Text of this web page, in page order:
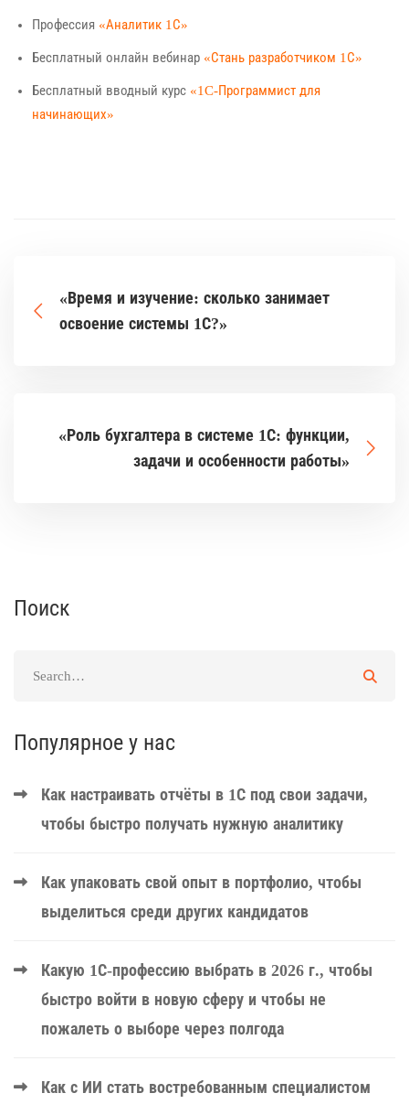
Профессия «Аналитик 1С»
Бесплатный онлайн вебинар «Стань разработчиком 1С»
Бесплатный вводный курс «1C-Программист для
начинающих»
«Время и изучение: сколько занимает
освоение системы 1С?»
«Роль бухгалтера в системе 1С: функции,
задачи и особенности работы»
Поиск
Популярное у нас
Как настраивать отчёты в 1С под свои задачи,
чтобы быстро получать нужную аналитику
Как упаковать свой опыт в портфолио, чтобы
выделиться среди других кандидатов
Какую 1С-профессию выбрать в 2026 г., чтобы
быстро войти в новую сферу и чтобы не
пожалеть о выборе через полгода
Как с ИИ стать востребованным специалистом